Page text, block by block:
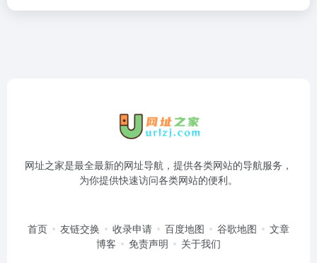
网址之家是最全最新的网址导航，提供各类网站的导航服务，
为你提供快速访问各类网站的便利。
首页 友链交换 收录申请 百度地图 谷歌地图
文章
博客
免责声明 关于我们